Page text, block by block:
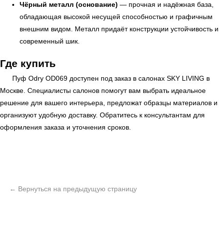
Чёрный металл (основание) — прочная и надёжная база,
обладающая высокой несущей способностью и графичным
внешним видом. Металл придаёт конструкции устойчивость и
современный шик.
Где купить
Пуф Odry OD069 доступен под заказ в салонах SKY LIVING в
Москве. Специалисты салонов помогут вам выбрать идеальное
решение для вашего интерьера, предложат образцы материалов и
организуют удобную доставку. Обратитесь к консультантам для
оформления заказа и уточнения сроков.
Офисная мебель